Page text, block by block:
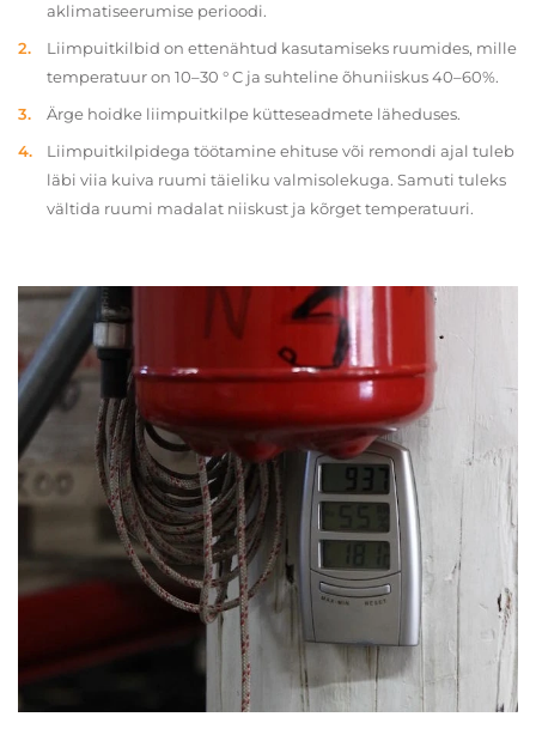
aklimatiseerumise perioodi.
Liimpuitkilbid on ettenähtud kasutamiseks ruumides, mille
temperatuur on 10–30 ° C ja suhteline õhuniiskus 40–60%.
Ärge hoidke liimpuitkilpe kütteseadmete läheduses.
Liimpuitkilpidega töötamine ehituse või remondi ajal tuleb
läbi viia kuiva ruumi täieliku valmisolekuga. Samuti tuleks
vältida ruumi madalat niiskust ja kõrget temperatuuri.